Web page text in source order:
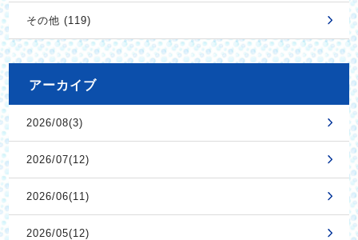
その他 (119)
アーカイブ
2026/08(3)
2026/07(12)
2026/06(11)
2026/05(12)